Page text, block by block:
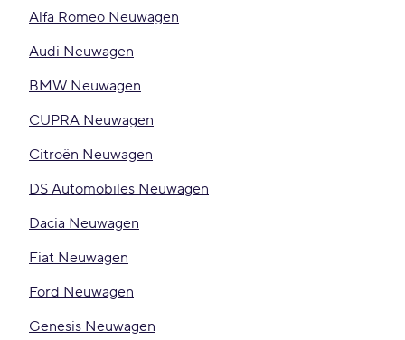
Alfa Romeo Neuwagen
Audi Neuwagen
BMW Neuwagen
CUPRA Neuwagen
Citroën Neuwagen
DS Automobiles Neuwagen
Dacia Neuwagen
Fiat Neuwagen
Ford Neuwagen
Genesis Neuwagen